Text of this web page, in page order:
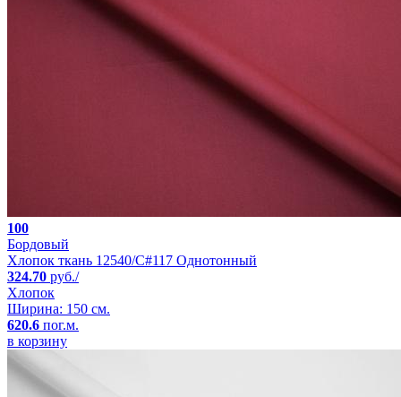
100
Бордовый
Хлопок ткань 12540/C#117 Однотонный
324.70 руб./
Хлопок
Ширина: 150 см.
620.6 пог.м.
в корзину